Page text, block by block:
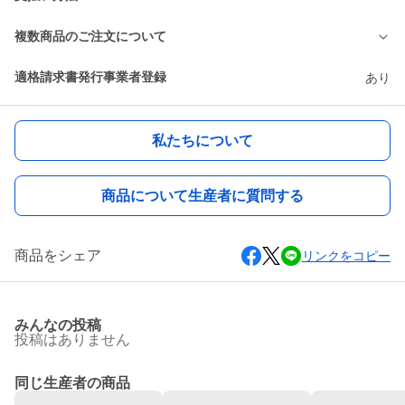
複数商品のご注文について
適格請求書発行事業者登録 あり
私たちについて
商品について生産者に質問する
商品をシェア リンクをコピー
みんなの投稿
投稿はありません
同じ生産者の商品